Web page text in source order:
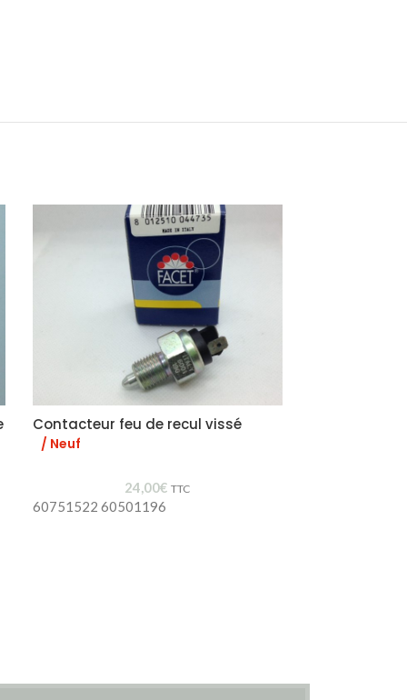
Contacteur feu de recul vissé
/ Neuf
24,00€ TTC
60751522 60501196